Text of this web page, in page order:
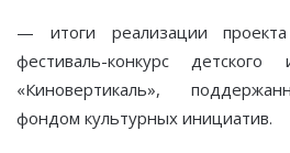
— итоги реализации
фестиваль-конкурс
«Киновертикаль»,
фондом культурных инициатив.